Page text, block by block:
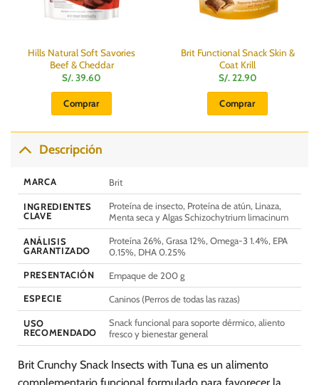
Hills Natural Soft Savories
Beef & Cheddar
S/.39.60
Comprar
Brit Functional Snack Skin &
Coat Krill
S/.22.90
Comprar
Descripción
MARCA Brit
INGREDIENTES
CLAVE
Proteína de insecto, Proteína de atún, Linaza,
Menta seca y Algas Schizochytrium limacinum
ANÁLISIS
GARANTIZADO
Proteína 26%, Grasa 12%, Omega-3 1.4%, EPA
0.15%, DHA 0.25%
PRESENTACIÓN
Empaque de 200 g
ESPECIE
Caninos (Perros de todas las razas)
USO
RECOMENDADO
Snack funcional para soporte dérmico, aliento
fresco y bienestar general
Brit Crunchy Snack Insects with Tuna es un alimento